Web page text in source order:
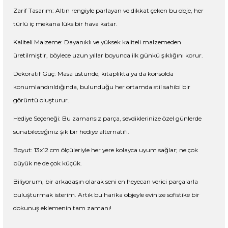
Zarif Tasarım: Altın rengiyle parlayan ve dikkat çeken bu obje, her
türlü iç mekana lüks bir hava katar.
Kaliteli Malzeme: Dayanıklı ve yüksek kaliteli malzemeden
üretilmiştir, böylece uzun yıllar boyunca ilk günkü şıklığını korur.
Dekoratif Güç: Masa üstünde, kitaplıkta ya da konsolda
konumlandırıldığında, bulunduğu her ortamda stil sahibi bir
görüntü oluşturur.
Hediye Seçeneği: Bu zamansız parça, sevdiklerinize özel günlerde
sunabileceğiniz şık bir hediye alternatifi.
Boyut: 13x12 cm ölçüleriyle her yere kolayca uyum sağlar; ne çok
büyük ne de çok küçük.
Biliyorum, bir arkadaşın olarak seni en heyecan verici parçalarla
buluşturmak isterim. Artık bu harika objeyle evinize sofistike bir
dokunuş eklemenin tam zamanı!